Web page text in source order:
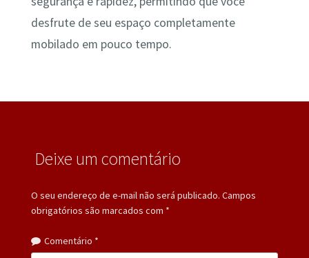
desfrute de seu espaço completamente
mobilado em pouco tempo.
Deixe um comentário
O seu endereço de e-mail não será publicado. Campos
obrigatórios são marcados com *
Comentário *